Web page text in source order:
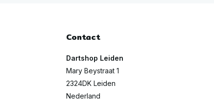
Contact
Dartshop Leiden
Mary Beystraat 1
2324DK Leiden
Nederland